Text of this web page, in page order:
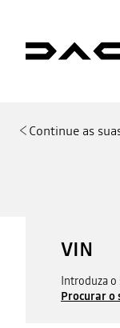
Continue as
VIN
Introduza o
Procurar o